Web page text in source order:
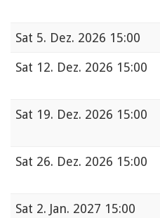
Sat 5. Dez. 2026 15:00
Sat 12. Dez. 2026 15:00
Sat 19. Dez. 2026 15:00
Sat 26. Dez. 2026 15:00
Sat 2. Jan. 2027 15:00